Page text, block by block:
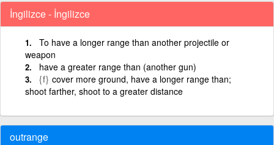
İngilizce - İngilizce
To have a longer range than another projectile or
weapon
have a greater range than (another gun)
{f} cover more ground, have a longer range than;
shoot farther, shoot to a greater distance
outrange